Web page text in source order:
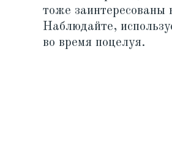
тоже заинтересованы
Наблюдайте,
во время поцелуя.